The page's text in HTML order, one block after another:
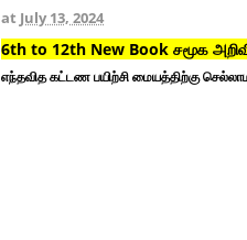
at July 13, 2024
6th to 12th New Book சமூக
எந்தவித கட்டண பயிற்சி மையத்திற்கு